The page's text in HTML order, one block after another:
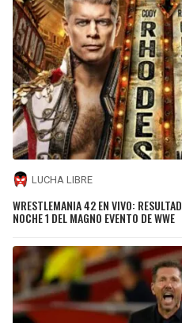
LUCHA LIBRE
WRESTLEMANIA 42 EN VIVO:
NOCHE 1 DEL MAGNO EVENTO DE WWE